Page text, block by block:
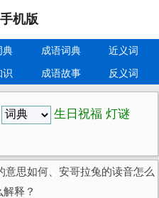
机版
典 成语词典
近义词
识 成语故事 反义词
生日祝福 灯谜
意思如何、安哥拉兔的读音怎么
释？